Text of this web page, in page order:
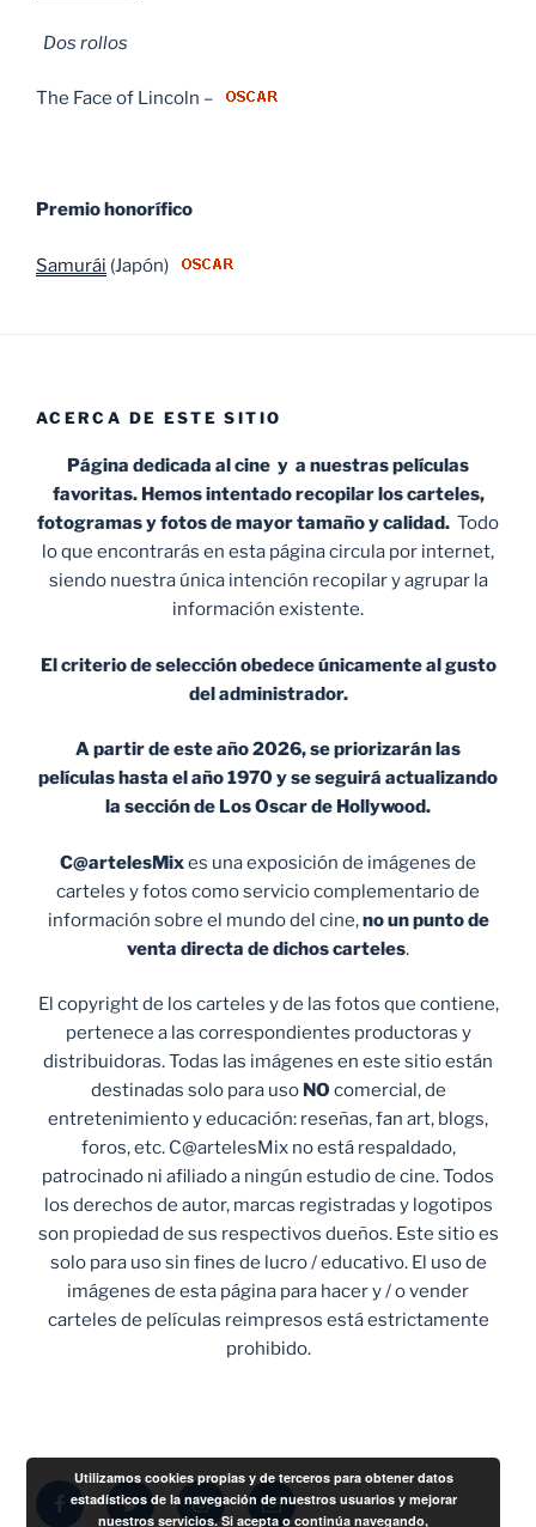
Dos rollos
The Face of Lincoln –
Premio honorífico
Samurái (Japón)
ACERCA DE ESTE SITIO
Página dedicada al cine y a nuestras películas
favoritas. Hemos intentado recopilar los carteles,
fotogramas y fotos de mayor tamaño y calidad. Todo
lo que encontrarás en esta página circula por internet,
siendo nuestra única intención recopilar y agrupar la
información existente.
El criterio de selección obedece únicamente al gusto
del administrador.
A partir de este año 2026, se priorizarán las
películas hasta el año 1970 y se seguirá actualizando
la sección de Los Oscar de Hollywood.
C@artelesMixes una exposición de imágenes de
carteles y fotos como servicio complementario de
información sobre el mundo del cine,no un punto de
venta directa de dichos carteles.
El copyright de los carteles y de las fotos que contiene,
pertenece a las correspondientes productoras y
distribuidoras. Todas las imágenes en este sitio están
destinadas solo para uso NO comercial, de
entretenimiento y educación: reseñas, fan art, blogs,
foros, etc. C@artelesMix no está respaldado,
patrocinado ni afiliado a ningún estudio de cine. Todos
los derechos de autor, marcas registradas y logotipos
son propiedad de sus respectivos dueños. Este sitio es
solo para uso sin fines de lucro / educativo. El uso de
imágenes de esta página para hacer y / o vender
carteles de películas reimpresos está estrictamente
prohibido.
FacebookTwitter InstagramCorreo
Utilizamos cookies propias y de terceros para obtener datos
estadísticos de la navegación de nuestros usuarios y mejorar
nuestros servicios. Si acepta o continúa navegando,